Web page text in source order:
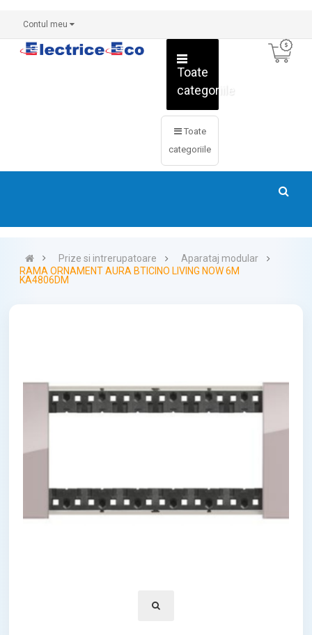
Contul meu
Toate
categoriile
Toate
categoriile
Prize si intrerupatoare
Aparataj modular
RAMA ORNAMENT AURA BTICINO LIVING NOW 6M
KA4806DM